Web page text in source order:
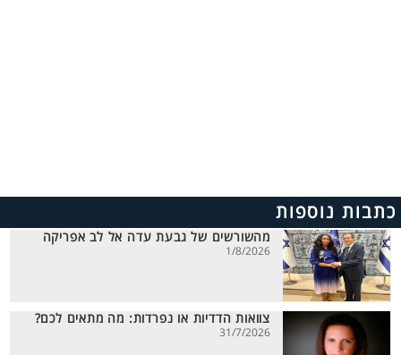
כתבות נוספות
מהשורשים של גבעת עדה אל לב אפריקה
1/8/2026
צוואות הדדיות או נפרדות: מה מתאים לכם?
31/7/2026